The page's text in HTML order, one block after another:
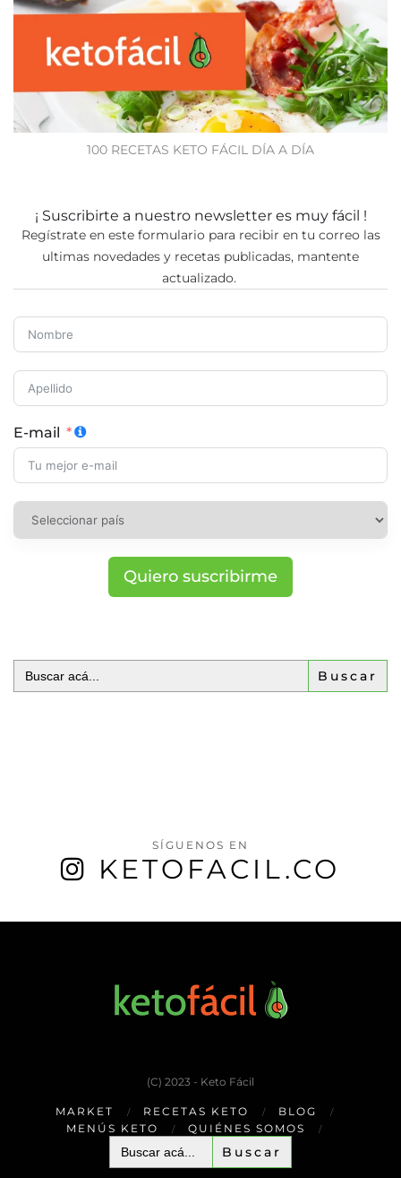
100 RECETAS KETO FÁCIL DÍA A DÍA
¡ Suscribirte a nuestro newsletter es muy fácil !
Regístrate en este formulario para recibir en tu correo las
ultimas novedades y recetas publicadas, mantente
actualizado.
E-mail
Quiero suscribirme
Buscar:
SÍGUENOS EN
KETOFACIL.CO
(C) 2023 - Keto Fácil
MARKET RECETAS KETO
BLOG
MENÚS KETO
QUIÉNES SOMOS
Buscar: